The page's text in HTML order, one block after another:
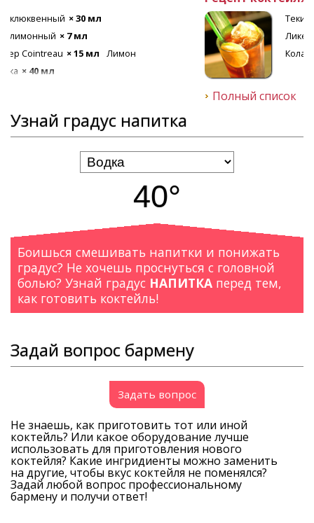
Текила Ром белый × 20 мл
× 20 мл Лед
Кола × 80 мл × 20 мл Водка × 20 мл
Полный список
Узнай градус напитка
40°
Боишься смешивать напитки и понижать
градус? Не хочешь проснуться с головной
болью? Узнай градус НАПИТКА перед тем,
как готовить коктейль!
Задай вопрос бармену
Задать вопрос
Не знаешь, как приготовить тот или иной
коктейль? Или какое оборудование лучше
использовать для приготовления нового
коктейля? Какие ингридиенты можно заменить
на другие, чтобы вкус коктейля не поменялся?
Задай любой вопрос профессиональному
бармену и получи ответ!